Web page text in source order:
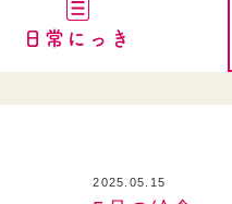
日常にっき
2025.05.15